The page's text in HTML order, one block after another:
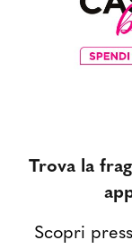
Trova la
Scopri